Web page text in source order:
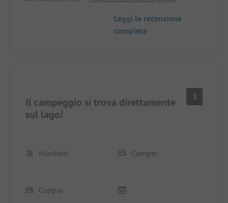
Leggi la recensione
completa
Il campeggio si trova direttamente
sul lago!
3
Manfred Camper
Coppia